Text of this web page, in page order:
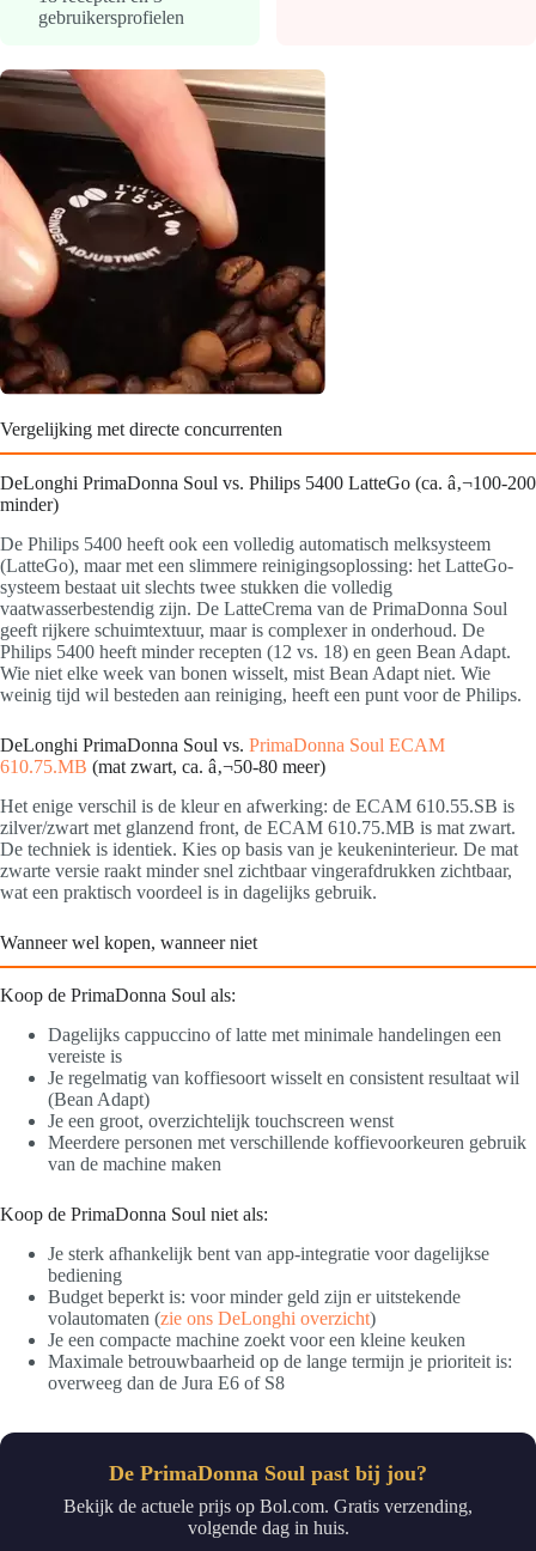
gebruikersprofielen
Vergelijking met directe concurrenten
DeLonghi PrimaDonna Soul vs. Philips 5400 LatteGo (ca. â‚¬100-200
minder)
De Philips 5400 heeft ook een volledig automatisch melksysteem
(LatteGo), maar met een slimmere reinigingsoplossing: het LatteGo-
systeem bestaat uit slechts twee stukken die volledig
vaatwasserbestendig zijn. De LatteCrema van de PrimaDonna Soul
geeft rijkere schuimtextuur, maar is complexer in onderhoud. De
Philips 5400 heeft minder recepten (12 vs. 18) en geen Bean Adapt.
Wie niet elke week van bonen wisselt, mist Bean Adapt niet. Wie
weinig tijd wil besteden aan reiniging, heeft een punt voor de Philips.
DeLonghi PrimaDonna Soul vs. PrimaDonna Soul ECAM
610.75.MB (mat zwart, ca. â‚¬50-80 meer)
Het enige verschil is de kleur en afwerking: de ECAM 610.55.SB is
zilver/zwart met glanzend front, de ECAM 610.75.MB is mat zwart.
De techniek is identiek. Kies op basis van je keukeninterieur. De mat
zwarte versie raakt minder snel zichtbaar vingerafdrukken zichtbaar,
wat een praktisch voordeel is in dagelijks gebruik.
Wanneer wel kopen, wanneer niet
Koop de PrimaDonna Soul als:
Dagelijks cappuccino of latte met minimale handelingen een
vereiste is
Je regelmatig van koffiesoort wisselt en consistent resultaat wil
(Bean Adapt)
Je een groot, overzichtelijk touchscreen wenst
Meerdere personen met verschillende koffievoorkeuren gebruik
van de machine maken
Koop de PrimaDonna Soul niet als:
Je sterk afhankelijk bent van app-integratie voor dagelijkse
bediening
Budget beperkt is: voor minder geld zijn er uitstekende
volautomaten (zie ons DeLonghi overzicht)
Je een compacte machine zoekt voor een kleine keuken
Maximale betrouwbaarheid op de lange termijn je prioriteit is:
overweeg dan de Jura E6 of S8
De PrimaDonna Soul past bij jou?
Bekijk de actuele prijs op Bol.com. Gratis verzending,
volgende dag in huis.